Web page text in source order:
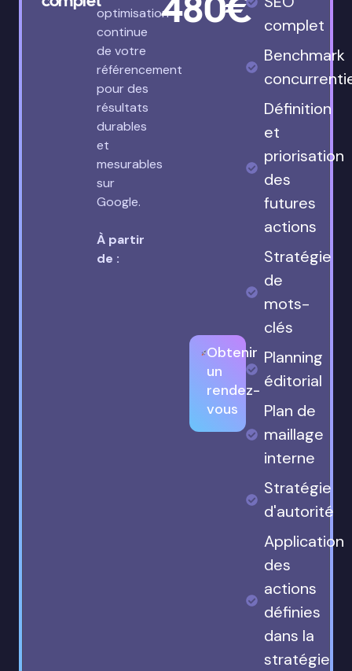
optimisation
continue
de votre
référencement
pour des
résultats
durables
et
mesurables
sur
Google.
À partir
de :
Obtenir
un
rendez-
vous
complet
Benchmark
Définition
et
priorisation
des
futures
actions
Stratégie
de
mots-
clés
Planning
éditorial
Plan de
maillage
interne
Stratégie
d'autorité
Application
des
actions
définies
dans la
stratégie